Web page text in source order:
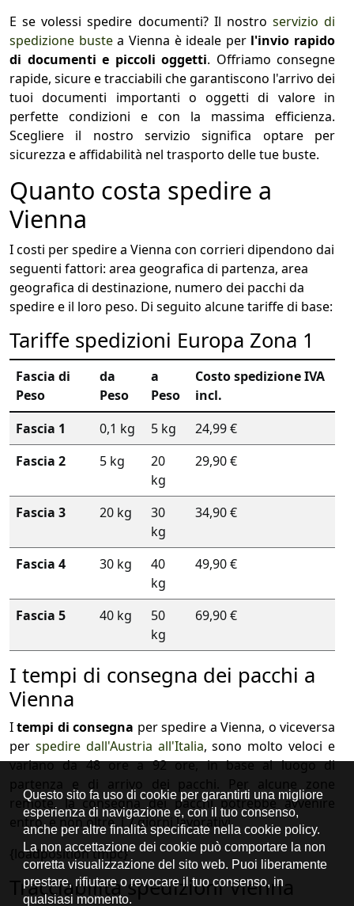
E se volessi spedire documenti? Il nostro servizio di
spedizione bustea Vienna è ideale perl'invio rapido
di documenti e piccoli oggetti. Offriamo consegne
rapide, sicure e tracciabili che garantiscono l'arrivo dei
tuoi documenti importanti o oggetti di valore in
perfette condizioni e con la massima efficienza.
Scegliere il nostro servizio significa optare per
sicurezza e affidabilità nel trasporto delle tue buste.
Quanto costa spedire a
Vienna
I costi per spedire a Vienna con corrieri dipendono dai
seguenti fattori: area geografica di partenza, area
geografica di destinazione, numero dei pacchi da
spedire e il loro peso. Di seguito alcune tariffe di base:
Tariffe spedizioni Europa Zona 1
Fascia di
Peso
da
Peso
a
Peso
Costo spedizione IVA
incl.
Fascia 1
0,1 kg 5 kg
24,99 €
Fascia 2
5 kg
20
kg
29,90 €
Fascia 3 20 kg
30
kg
34,90 €
Fascia 4 30 kg
40
kg
49,90 €
Fascia 5 40 kg
50
kg
69,90 €
I tempi di consegna dei pacchi a
Vienna
Itempi di consegna per spedire a Vienna, o viceversa
per spedire dall'Austria all'Italia, sono molto veloci e
variano da 48 ore a 92 ore, in base al luogo di
partenza e di arrivo dei pacchi. Per alcune zone
remote, la consegna dei pacchi potrebbe avvenire
entro, e non oltre, i 7 giorni lavorativi.
{ loadpositiontmpc}
Tracciabilità spedizioni Vienna